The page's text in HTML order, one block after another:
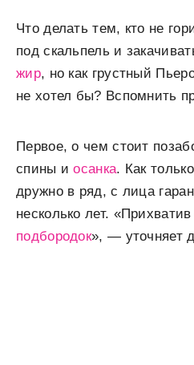
Что делать тем, кто не
под скальпель и
жир, но как грустный
не хотел бы? Вспомнить
Первое, о чем стоит
спины иосанка. Как
дружно в ряд, с лица
несколько лет.
подбородок», — уточняет